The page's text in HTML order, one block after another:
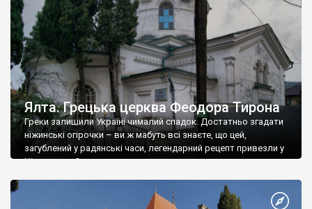
Ялта. Грецька церква Феодора Тирона
Греки залишили Україні чималий спадок. Достатньо згадати
ніжинські огірочки – ви ж мабуть всі знаєте, що цей,
загублений у радянські часи, легендарний рецепт привезли у
Ніжин греки?